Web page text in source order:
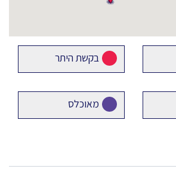
בקשת היתר
מאוכלס